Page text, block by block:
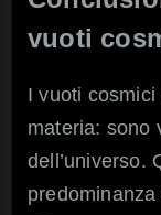
vuoti
I vuoti
materia: sono
dell’universo.